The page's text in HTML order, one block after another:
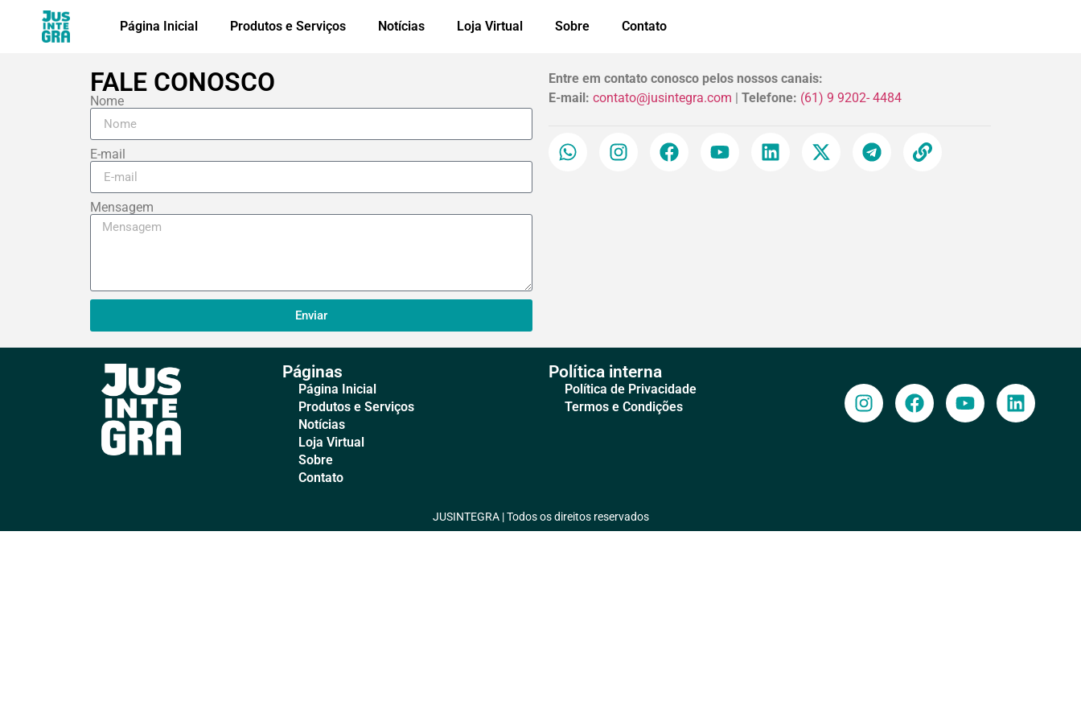
Página Inicial Produtos e Serviços Notícias Loja Virtual Sobre Contato
FALE CONOSCO
Nome
E-mail
Mensagem
Enviar
Entre em contato conosco pelos nossos canais:
E-mail: contato@jusintegra.com | Telefone: (61) 9 9202- 4484
Páginas
Página Inicial
Produtos e Serviços
Notícias
Loja Virtual
Sobre
Contato
Política interna
Política de Privacidade
Termos e Condições
JUSINTEGRA | Todos os direitos reservados